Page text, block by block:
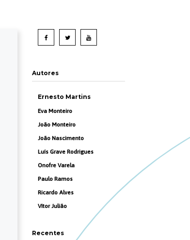
Autores
Ernesto Martins
Eva Monteiro
João Monteiro
João Nascimento
Luís Grave Rodrigues
Onofre Varela
Paulo Ramos
Ricardo Alves
Vítor Julião
Recentes